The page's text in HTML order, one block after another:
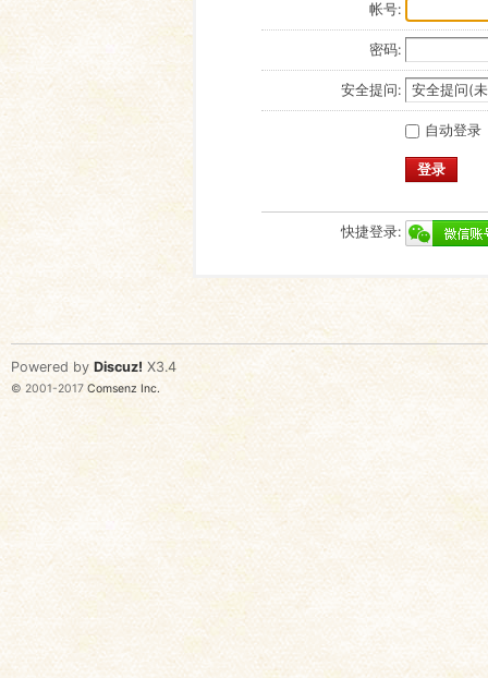
帐号:
密码:
安全提问:
自动登录
登录
快捷登录:
Powered by Discuz! X3.4
© 2001-2017 Comsenz Inc.